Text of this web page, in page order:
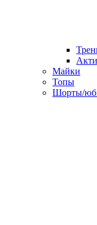
Майки
Топы
Шорты/